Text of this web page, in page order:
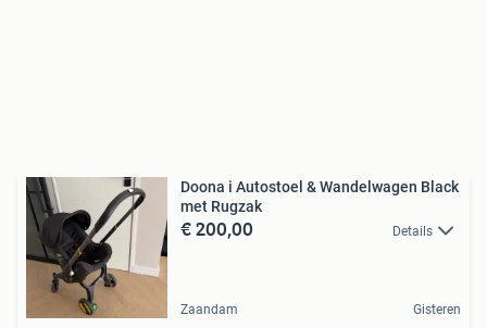
Doona i Autostoel & Wandelwagen Black
met Rugzak
€ 200,00 Details
Zaandam Gisteren